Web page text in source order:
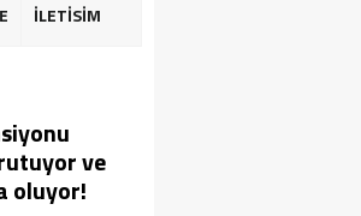
İLETİSİM
ve
oluyor!